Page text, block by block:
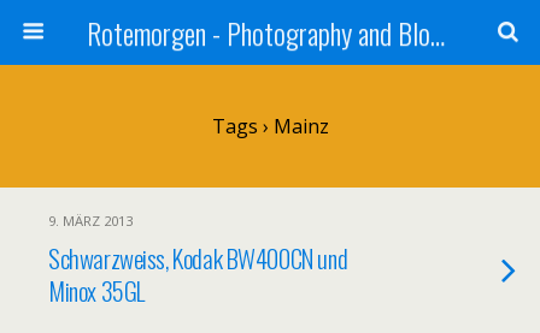
Rotemorgen - Photography and Blog by Alexander Sprinz
Tags › Mainz
9. MÄRZ 2013
Schwarzweiss, Kodak BW400CN und
Minox 35GL